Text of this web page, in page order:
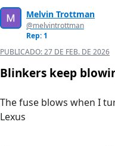
Melvin Trottman
@melvintrottman
Rep: 1
PUBLICADO:27 DE FEB. DE 2026
Blinkers keep
The fuse blows when I
Lexus